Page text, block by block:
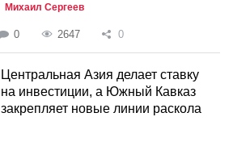
Михаил Сергеев
0 2647 0
Центральная Азия делает ставку
на инвестиции, а Южный Кавказ
закрепляет новые линии раскола